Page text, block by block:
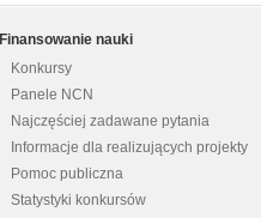
Finansowanie nauki
Konkursy
Panele NCN
Najczęściej zadawane pytania
Informacje dla realizujących projekty
Pomoc publiczna
Statystyki konkursów